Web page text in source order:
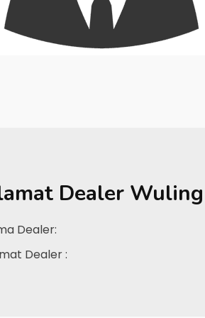
Dealer
Dealer:
Dealer :